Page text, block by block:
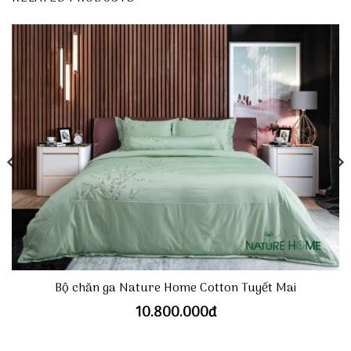
Bộ chăn ga Nature Home Cotton Tuyết Mai
10.800.000đ